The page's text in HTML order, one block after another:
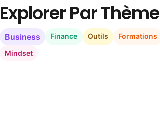
Explorer Par Thème
Business Finance Outils
Formations
Mindset